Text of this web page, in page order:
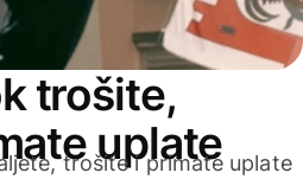
trošite,
uplate
trošite i primate uplate